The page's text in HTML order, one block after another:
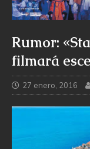
Rumor:
filmará
27 enero, 2016